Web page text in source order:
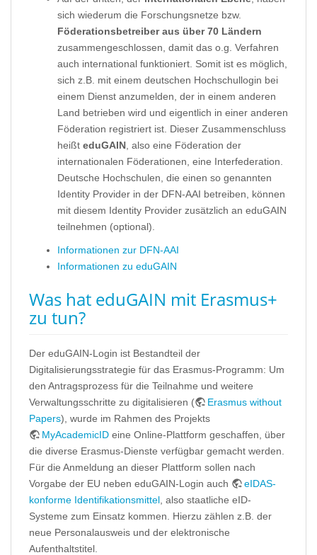
sich wiederum die Forschungsnetze bzw.
Föderationsbetreiber aus über 70 Ländern
zusammengeschlossen, damit das o.g. Verfahren
auch international funktioniert. Somit ist es möglich,
sich z.B. mit einem deutschen Hochschullogin bei
einem Dienst anzumelden, der in einem anderen
Land betrieben wird und eigentlich in einer anderen
Föderation registriert ist. Dieser Zusammenschluss
heißt eduGAIN , also eine Föderation der
internationalen Föderationen, eine Interfederation.
Deutsche Hochschulen, die einen so genannten
Identity Provider in der DFN-AAI betreiben, können
mit diesem Identity Provider zusätzlich an eduGAIN
teilnehmen (optional).
Informationen zur DFN-AAI
Informationen zu eduGAIN
Was hat eduGAIN mit Erasmus+
zu tun?
Der eduGAIN-Login ist Bestandteil der
Digitalisierungsstrategie für das Erasmus-Programm: Um
den Antragsprozess für die Teilnahme und weitere
Verwaltungsschritte zu digitalisieren (
Erasmus without
Papers), wurde im Rahmen des Projekts
MyAcademicID eine Online-Plattform geschaffen, über
die diverse Erasmus-Dienste verfügbar gemacht werden.
Für die Anmeldung an dieser Plattform sollen nach
Vorgabe der EU neben eduGAIN-Login auch
eIDAS-
konforme Identifikationsmittel , also staatliche eID-
Systeme zum Einsatz kommen. Hierzu zählen z.B. der
neue Personalausweis und der elektronische
Aufenthaltstitel.